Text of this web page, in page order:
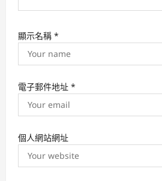
顯示名稱 *
電子郵件地址 *
個人網站網址